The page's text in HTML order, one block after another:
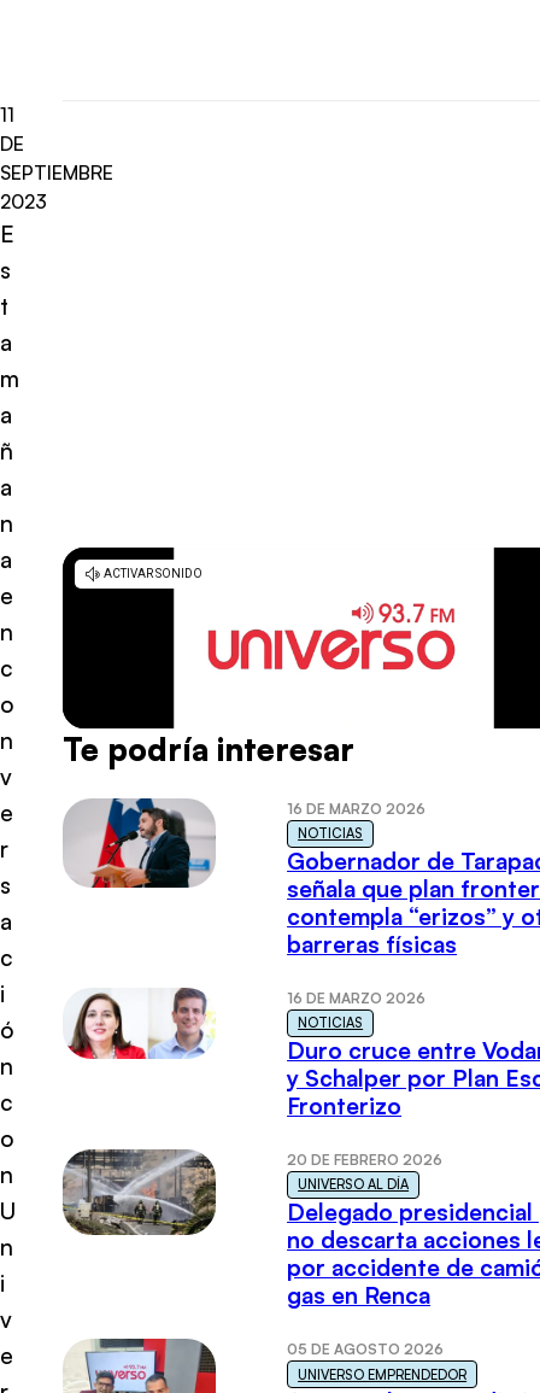
11
DE
SEPTIEMBRE
2023
E
s
t
a
m
a
ñ
a
n
a
e
n
c
o
n
v
e
r
s
a
c
i
ó
n
c
o
n
U
n
i
v
e
Te podría interesar
16 DE MARZO 2026
NOTICIAS
Gobernador de
señala que plan
contempla “erizos” y
barreras físicas
16 DE MARZO 2026
NOTICIAS
Duro cruce entre
y Schalper por Plan
Fronterizo
20 DE FEBRERO 2026
UNIVERSO AL DÍA
Delegado presidencial
no descarta acciones
por accidente de
gas en Renca
05 DE AGOSTO 2026
UNIVERSO EMPRENDEDOR